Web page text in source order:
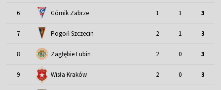
6 Górnik Zabrze 1 1 3
7 Pogoń Szczecin 2 1 3
8 Zagłębie Lubin 2 0 3
9 Wisła Kraków 2 0 3